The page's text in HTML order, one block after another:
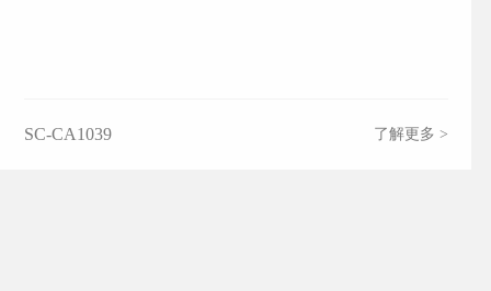
SC-CA1039 了解更多 >